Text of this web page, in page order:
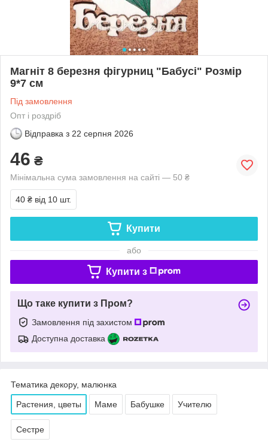
Магніт 8 березня фігурниц "Бабусі" Розмір
9*7 см
Під замовлення
Опт і роздріб
Відправка з 22 серпня 2026
46 ₴
Мінімальна сума замовлення на сайті — 50 ₴
40 ₴ від 10 шт.
Купити
або
Купити з
Що таке купити з Пром?
Замовлення під захистом
Доступна доставка
Тематика декору, малюнка
Растения, цветы Маме Бабушке Учителю
Сестре